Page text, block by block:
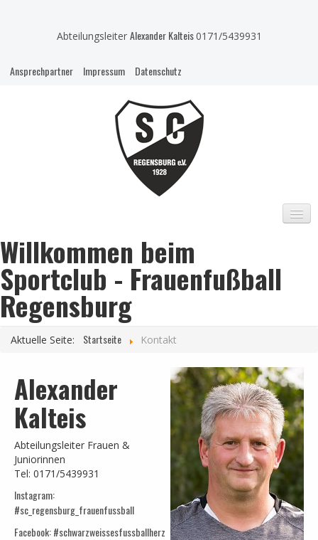
Abteilungsleiter Alexander Kalteis0171/5439931
Ansprechpartner Impressum Datenschutz
HOME
KONTAKT
MANNSCHAFTEN
Frauen 3
U15-Juniorinnen
U13- Juniorinnen
ERFOLGE
GIRLSCUP
ALFONS AUER
Willkommen beim
Sportclub - Frauenfußball
Regensburg
Aktuelle Seite: Startseite Kontakt
Alexander
Kalteis
Abteilungsleiter Frauen &
Juniorinnen
Tel: 0171/5439931
Instagram:
#sc_regensburg_frauenfussball
Facebook: #schwarzweissesfussballherz